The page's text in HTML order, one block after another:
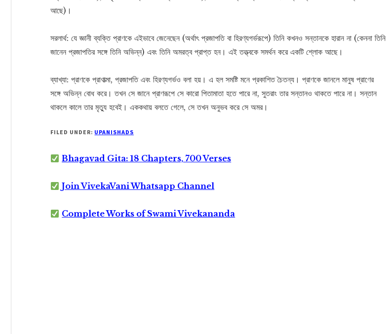
আছে)।
সরলার্থ: যে জ্ঞানী ব্যক্তি প্রাণকে এইভাবে জেনেছেন (অর্থাৎ প্রজাপতি বা হিরণ্যগর্ভরূপে) তিনি কখনও সন্তানকে হারান না (কেননা তিনি
জানেন প্রজাপতির সঙ্গে তিনি অভিন্ন) এবং তিনি অমরত্ব প্রাপ্ত হন। এই তত্ত্বকে সমর্থন করে একটি শ্লোক আছে।
ব্যাখ্যা: প্রাণকে প্রাণাত্মা, প্রজাপতি এবং হিরণ্যগর্ভও বলা হয়। এ হল সমষ্টি মনে প্রকাশিত চৈতন্য। প্রাণকে জানলে মানুষ প্রাণের
সঙ্গে অভিন্ন বোধ করে। তখন সে জানে প্রাণরূপে সে কারো পিতামাতা হতে পারে না, সুতরাং তার সন্তানও থাকতে পারে না। সন্তান
থাকলে কালে তার মৃত্যু হবেই। এককথায় বলতে গেলে, সে তখন অনুভব করে সে অমর।
FILED UNDER: UPANISHADS
Bhagavad Gita: 18 Chapters, 700 Verses
Join VivekaVani Whatsapp Channel
Complete Works of Swami Vivekananda